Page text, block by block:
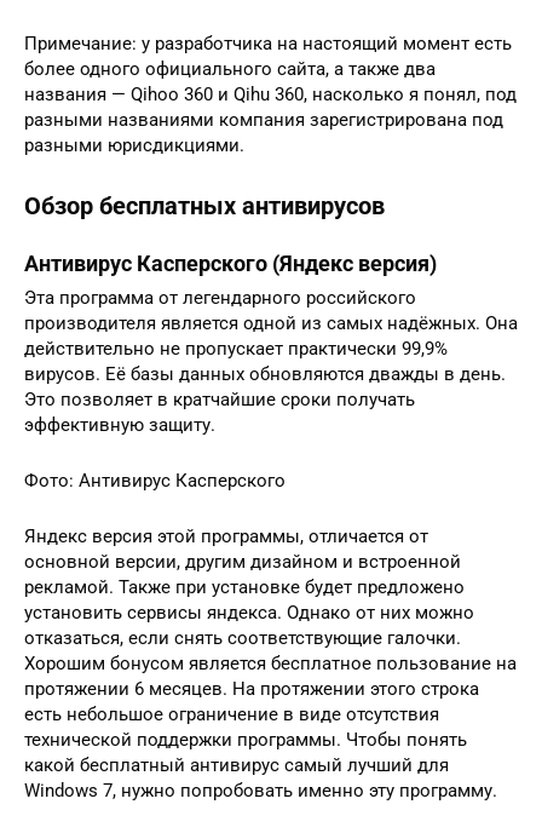
Примечание: у разработчика на настоящий момент есть
более одного официального сайта, а также два
названия — Qihoo 360 и Qihu 360, насколько я понял, под
разными названиями компания зарегистрирована под
разными юрисдикциями.
Обзор бесплатных антивирусов
Антивирус Касперского (Яндекс версия)
Эта программа от легендарного российского
производителя является одной из самых надёжных. Она
действительно не пропускает практически 99,9%
вирусов. Её базы данных обновляются дважды в день.
Это позволяет в кратчайшие сроки получать
эффективную защиту.
Фото: Антивирус Касперского
Яндекс версия этой программы, отличается от
основной версии, другим дизайном и встроенной
рекламой. Также при установке будет предложено
установить сервисы яндекса. Однако от них можно
отказаться, если снять соответствующие галочки.
Хорошим бонусом является бесплатное пользование на
протяжении 6 месяцев. На протяжении этого строка
есть небольшое ограничение в виде отсутствия
технической поддержки программы. Чтобы понять
какой бесплатный антивирус самый лучший для
Windows 7, нужно попробовать именно эту программу.